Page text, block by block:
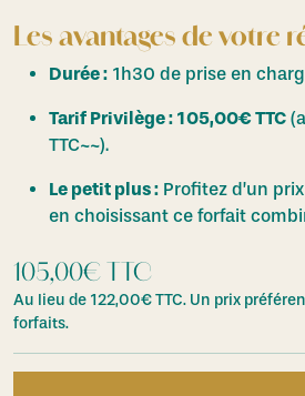
Les avantages de votre
Durée : 1h30 de prise en
Tarif Privilège : 105,00€ TTC
TTC~~).
Le petit plus : Profitez d’un
en choisissant ce forfait
105,00€TTC
Au lieu de 122,00€TTC. Un prix
forfaits.